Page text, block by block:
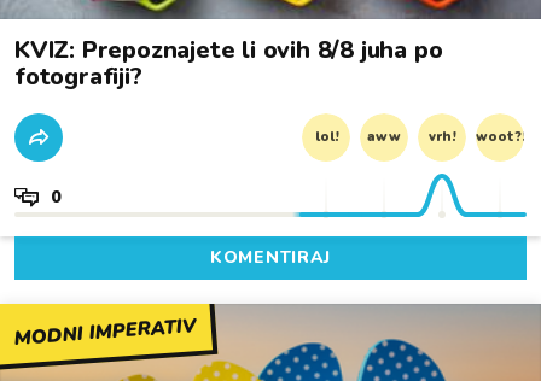
KVIZ: Prepoznajete li ovih 8/8 juha po
fotografiji?
lol! aww vrh! woot?!
0
KOMENTIRAJ
MODNI IMPERATIV